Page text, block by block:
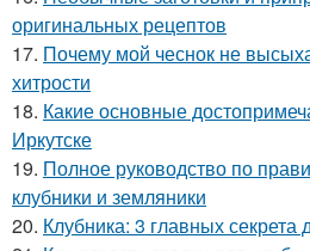
оригинальных рецептов
17. Почему мой чеснок не
хитрости
18. Какие основные
Иркутске
19. Полное руководство по
клубники и земляники
20. Клубника: 3 главных секрета